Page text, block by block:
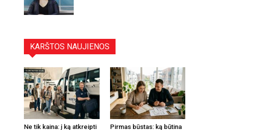
KARŠTOS NAUJIENOS
Ne tik kaina: į ką atkreipti
Pirmas būstas: ką būtina